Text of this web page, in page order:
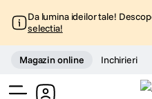
Da lumina ideilor tale!
selectia!
Magazin online Inchirieri